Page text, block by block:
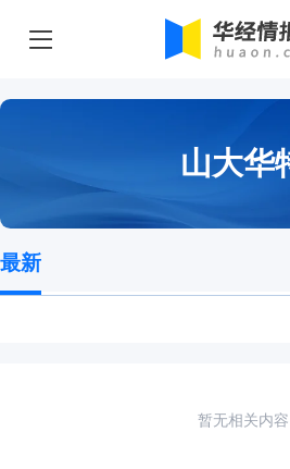
山大华
最新
暂无相关内容